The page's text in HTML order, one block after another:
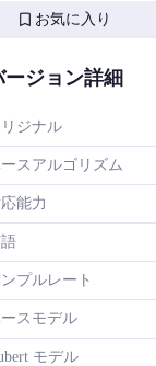
bookmark お気に入り
ージョン詳細
ジナル
スアルゴリズム
能力
プルレート
スモデル
モデル